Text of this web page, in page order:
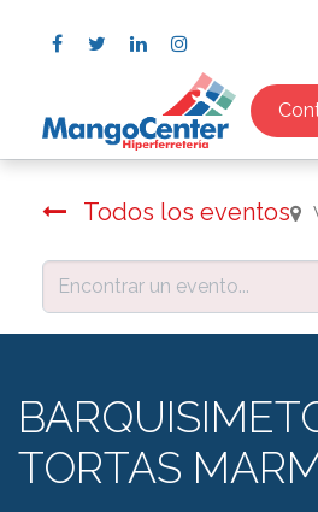
Todos los eventos
TORTAS